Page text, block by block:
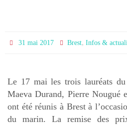
31 mai 2017 Brest, Infos &
Le 17 mai les trois lauréats
Maeva Durand, Pierre Nougué
ont été réunis à Brest à
du marin. La remise des